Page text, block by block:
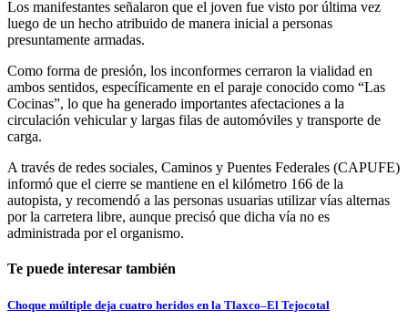
Los manifestantes señalaron que el joven fue visto por última vez
luego de un hecho atribuido de manera inicial a personas
presuntamente armadas.
Como forma de presión, los inconformes cerraron la vialidad en
ambos sentidos, específicamente en el paraje conocido como “Las
Cocinas”, lo que ha generado importantes afectaciones a la
circulación vehicular y largas filas de automóviles y transporte de
carga.
A través de redes sociales, Caminos y Puentes Federales (CAPUFE)
informó que el cierre se mantiene en el kilómetro 166 de la
autopista, y recomendó a las personas usuarias utilizar vías alternas
por la carretera libre, aunque precisó que dicha vía no es
administrada por el organismo.
Te puede interesar también
Choque múltiple deja cuatro heridos en la Tlaxco–El Tejocotal